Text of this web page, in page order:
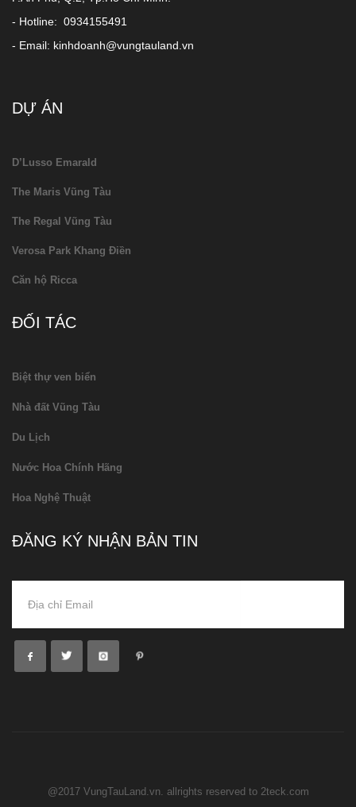
- Hotline: 0934155491
- Email: kinhdoanh@vungtauland.vn
DỰ ÁN
D’Lusso Emarald
The Maris Vũng Tàu
The Regal Vũng Tàu
Verosa Park Khang Điền
Căn hộ Ricca
ĐỐI TÁC
Biệt thự ven biển
Nhà đất Vũng Tàu
Du Lịch
Nước Hoa Chính Hãng
Hoa Nghệ Thuật
ĐĂNG KÝ NHẬN BẢN TIN
@2017 VungTauLand.vn. allrights reserved to 2teck.com